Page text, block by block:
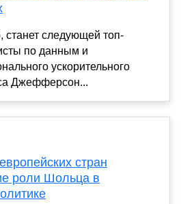
станет следующей топ-
по данным и
ускорительного
Джефферсон...
стран
роли Шольца в